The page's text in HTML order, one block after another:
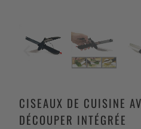
CISEAUX DE CUISINE
DÉCOUPER INTÉGRÉE